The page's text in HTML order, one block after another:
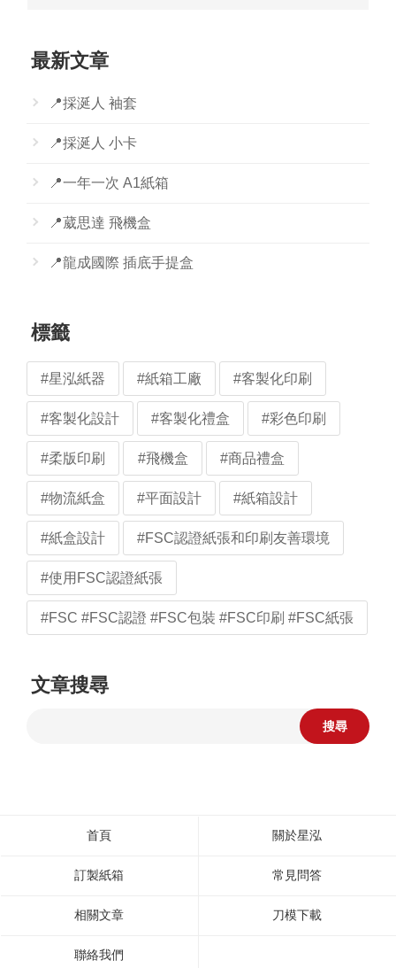
最新文章
📍採涎人 袖套
📍採涎人 小卡
📍一年一次 A1紙箱
📍葳思達 飛機盒
📍龍成國際 插底手提盒
標籤
#星泓紙器 #紙箱工廠 #客製化印刷
#客製化設計 #客製化禮盒 #彩色印刷
#柔版印刷 #飛機盒 #商品禮盒
#物流紙盒 #平面設計 #紙箱設計
#紙盒設計 #FSC認證紙張和印刷友善環境
#使用FSC認證紙張
#FSC #FSC認證 #FSC包裝 #FSC印刷 #FSC紙張
文章搜尋
搜尋
首頁 關於星泓
訂製紙箱 常見問答
相關文章 刀模下載
聯絡我們